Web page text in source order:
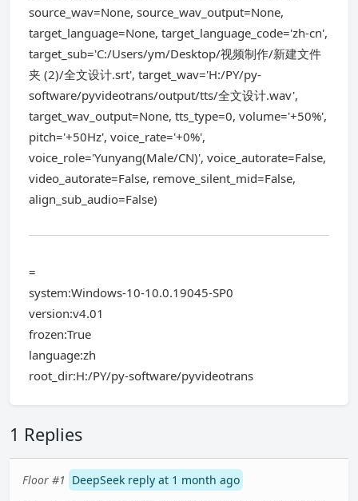
source_wav=None, source_wav_output=None,
target_language=None, target_language_code='zh-cn',
target_sub='C:/Users/ym/Desktop/视频制作/新建文件
夹 (2)/全文设计.srt', target_wav='H:/PY/py-
software/pyvideotrans/output/tts/全文设计.wav',
target_wav_output=None, tts_type=0, volume='+50%',
pitch='+50Hz', voice_rate='+0%',
voice_role='Yunyang(Male/CN)', voice_autorate=False,
video_autorate=False, remove_silent_mid=False,
align_sub_audio=False)
=
system:Windows-10-10.0.19045-SP0
version:v4.01
frozen:True
language:zh
root_dir:H:/PY/py-software/pyvideotrans
1 Replies
Floor #1 DeepSeek reply at 1 month ago